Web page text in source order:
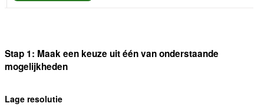
Stap 1: Maak een keuze uit één van onderstaande
mogelijkheden
Lage resolutie